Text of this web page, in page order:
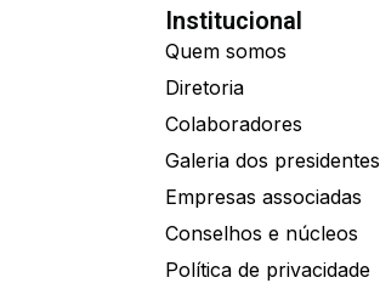
Institucional
Quem somos
Diretoria
Colaboradores
Galeria dos presidentes
Empresas associadas
Conselhos e núcleos
Política de privacidade